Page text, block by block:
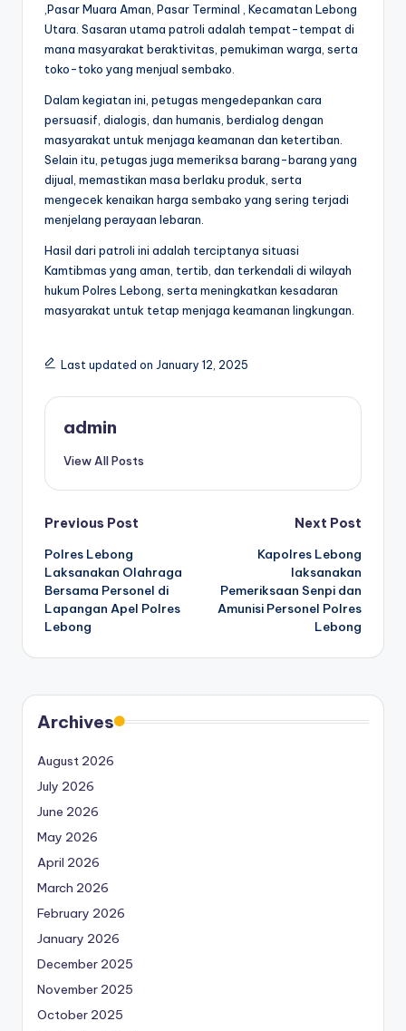
,Pasar Muara Aman, Pasar Terminal , Kecamatan Lebong
Utara. Sasaran utama patroli adalah tempat-tempat di
mana masyarakat beraktivitas, pemukiman warga, serta
toko-toko yang menjual sembako.
Dalam kegiatan ini, petugas mengedepankan cara
persuasif, dialogis, dan humanis, berdialog dengan
masyarakat untuk menjaga keamanan dan ketertiban.
Selain itu, petugas juga memeriksa barang-barang yang
dijual, memastikan masa berlaku produk, serta
mengecek kenaikan harga sembako yang sering terjadi
menjelang perayaan lebaran.
Hasil dari patroli ini adalah terciptanya situasi
Kamtibmas yang aman, tertib, dan terkendali di wilayah
hukum Polres Lebong, serta meningkatkan kesadaran
masyarakat untuk tetap menjaga keamanan lingkungan.
Last updated on January 12, 2025
admin
View All Posts
Post
navigation
Previous Post
Polres Lebong
Laksanakan Olahraga
Bersama Personel di
Lapangan Apel Polres
Lebong
Next Post
Kapolres Lebong
laksanakan
Pemeriksaan Senpi dan
Amunisi Personel Polres
Lebong
Archives
August 2026
July 2026
June 2026
May 2026
April 2026
March 2026
February 2026
January 2026
December 2025
November 2025
October 2025